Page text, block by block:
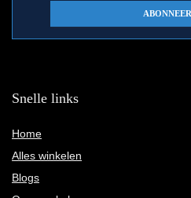
Snelle links
Home
Alles winkelen
Blogs